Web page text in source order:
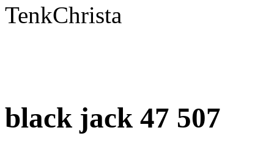
black jack 47 507